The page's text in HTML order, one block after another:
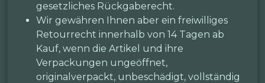
gesetzliches Rückgaberecht.
Wir gewähren Ihnen aber ein freiwilliges
Retourrecht innerhalb von 14 Tagen ab
Kauf, wenn die Artikel und ihre
Verpackungen ungeöffnet,
originalverpackt, unbeschädigt, vollständig